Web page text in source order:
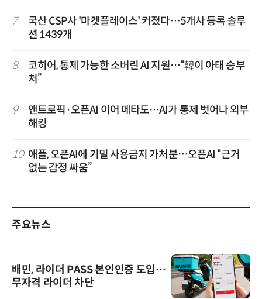
7
국산 CSP사 '마켓플레이스' 커졌다…5개사 등록 솔루
션 1439개
8
코히어, 통제 가능한 소버린 AI 지원…“韓이 아태 승부
처”
9
앤트로픽·오픈AI 이어 메타도…AI가 통제 벗어나 외부
해킹
10 애플, 오픈AI에 기밀 사용금지 가처분…오픈AI “근거
없는 감정 싸움”
주요뉴스
배민, 라이더 PASS 본인인증 도입…
무자격 라이더 차단